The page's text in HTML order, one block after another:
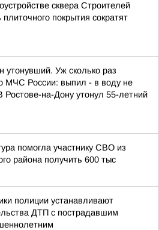
сквера Строителей
покрытия сократят
утонувший. Уж сколько раз
МЧС России: выпил - в воду не
Ростове-на-Дону утонул 55-летний
помогла участнику СВО из
района получить 600 тыс
полиции устанавливают
ДТП с пострадавшим